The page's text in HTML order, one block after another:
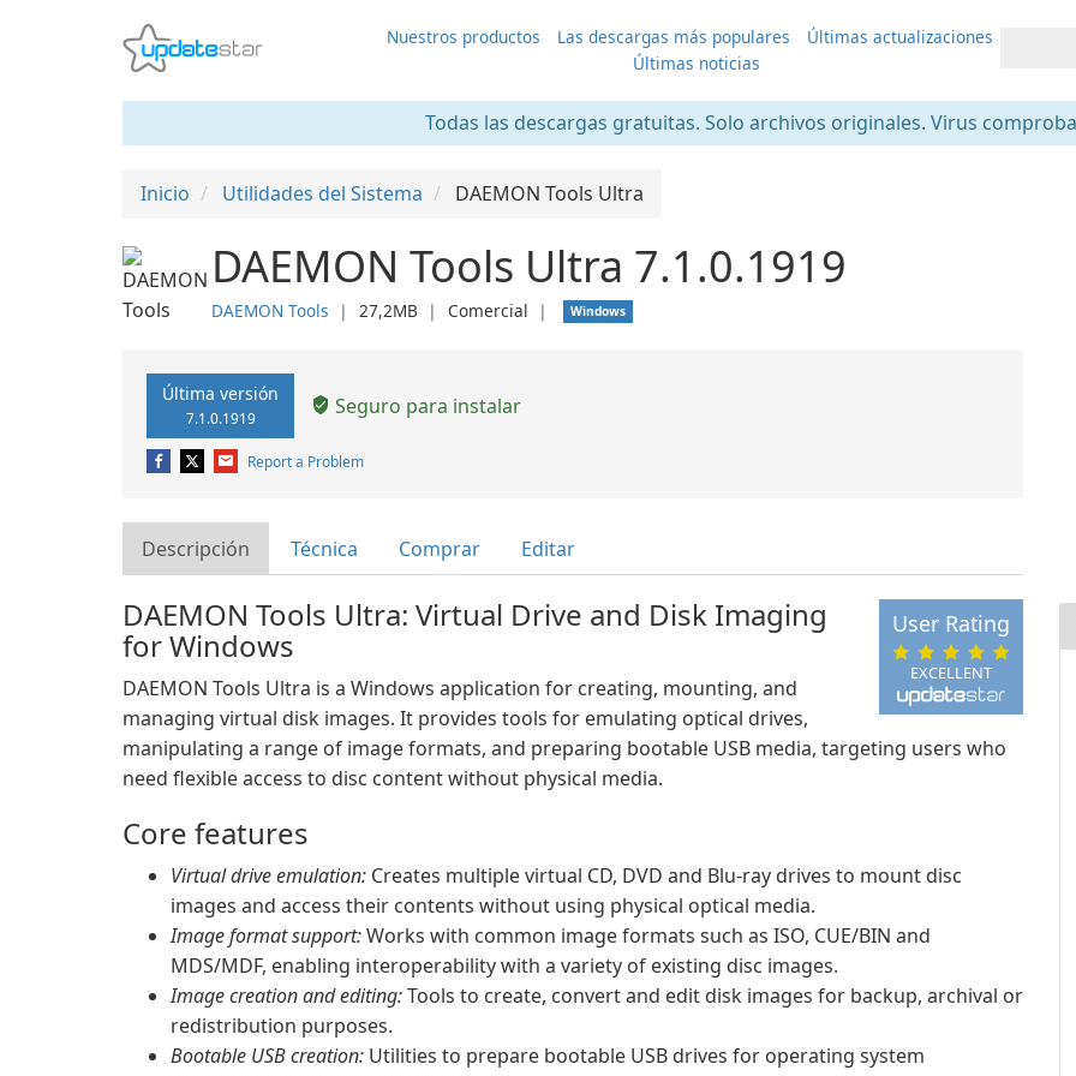
Nuestros productos Las descargas más populares
Últimas actualizaciones
Últimas noticias
Todas las descargas gratuitas. Solo archivos originales. Virus
Inicio Utilidades del Sistema DAEMON Tools Ultra
DAEMON Tools Ultra 7.1.0.1919
DAEMON Tools ❘ 27,2MB ❘ Comercial ❘ Windows
Última versión
7.1.0.1919 Seguro para instalar
Report a Problem
Descripción Técnica Comprar Editar
EXCELLENT
User Rating
DAEMON Tools Ultra: Virtual Drive and Disk Imaging
for Windows
DAEMON Tools Ultra is a Windows application for creating, mounting, and
managing virtual disk images. It provides tools for emulating optical drives,
manipulating a range of image formats, and preparing bootable USB media, targeting users who
need flexible access to disc content without physical media.
Core features
Virtual drive emulation: Creates multiple virtual CD, DVD and Blu-ray drives to mount disc
images and access their contents without using physical optical media.
Image format support:Works with common image formats such as ISO, CUE/BIN and
MDS/MDF, enabling interoperability with a variety of existing disc images.
Image creation and editing:Tools to create, convert and edit disk images for backup, archival or
redistribution purposes.
Bootable USB creation: Utilities to prepare bootable USB drives for operating system